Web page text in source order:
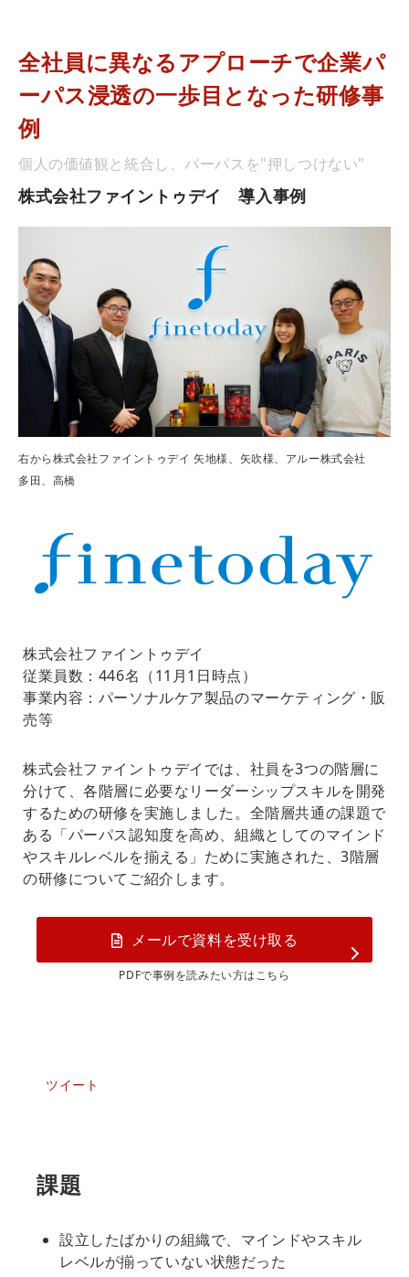
全社員に異なるアプローチで企業パ
ーパス浸透の一歩目となった研修事
例
個人の価値観と統合し、パーパスを"押しつけない"
株式会社ファイントゥデイ　導入事例
右から株式会社ファイントゥデイ 矢地様、矢吹様、アルー株式会社
多田、高橋
株式会社ファイントゥデイ
従業員数：446名（11月1日時点）
事業内容：パーソナルケア製品のマーケティング・販
売等
株式会社ファイントゥデイでは、社員を3つの階層に
分けて、各階層に必要なリーダーシップスキルを開発
するための研修を実施しました。全階層共通の課題で
ある「パーパス認知度を高め、組織としてのマインド
やスキルレベルを揃える」ために実施された、3階層
の研修についてご紹介します。
メールで資料を受け取る
PDFで事例を読みたい方はこちら
ツイート
課題
設立したばかりの組織で、マインドやスキル
レベルが揃っていない状態だった